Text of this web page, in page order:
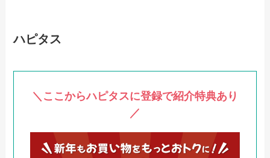
ハピタス
＼ここからハピタスに登録で紹介特典あり
／